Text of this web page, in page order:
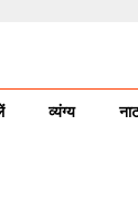
व्यंग्य